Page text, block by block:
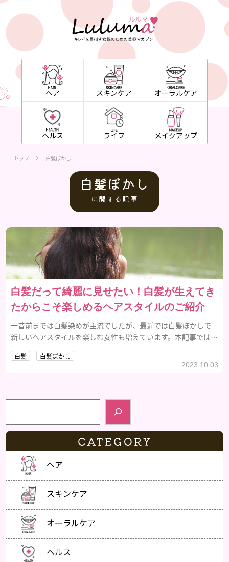
ヘア スキンケア オーラルケア
ヘルス ライフ メイクアップ
トップ 白髪ぼかし
白髪ぼかし
に関する記事
白髪だって綺麗に見せたい！白髪が生えてき
たからこそ楽しめるヘアスタイルのご紹介
一昔前までは白髪染めが主流でしたが、最近では白髪ぼかしで
新しいヘアスタイルを楽しむ女性も増えています。本記事では、
白髪 白髪ぼかし
2023.10.03
検索
CATEGORY
ヘア
スキンケア
オーラルケア
ヘルス